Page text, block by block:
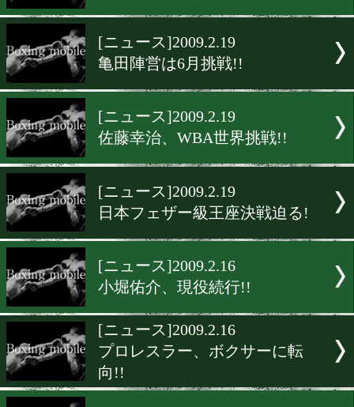
[ニュース]2009.2.20
三垣龍次、チャンスを掴む
[ニュース]2009.2.20
[ニュース]2009.2.20
メンタル&栄養学講習会
[ニュース]2009.2.19
亀田陣営は6月挑戦!!